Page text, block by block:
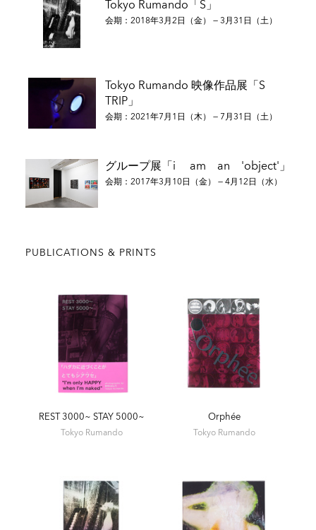
京）
2012 「Hotel Life」 PLACE M（東京）
主なグループ展
2021 「Tokyo：Art & Photography」アシュモレアン美術館
（オックスフォード、イギリス）
ン、ドイツ）
2019 「MIRRORS-The Reflected Self」リートベルク美術館
（チューリヒ、スイス）
2019 「Japanese Nudes」日本博物館シーボルトハウス（ラ
リ、フランス）
2018 「清里フォトアートミュージアム収蔵作品展原点を､永
遠に｡－2018－」東京都写真美術館、国立台湾美術館（台中、
2017 「Female Force From Japan」 IBASHO Gallery （アント
ワープ、ベルギー）
2017 「i am an object」 禅フォトギャラリー（東京）
2016 「 YP’15 ヤングポートフォリオ展」清里フォトミュージ
アム（日本）
2016 「色情・情色：日本攝影中的情與色」刺點畫廊（香港）
2014 「fotofever」（パリ）
2014 「TOKYO PHOTO」
Tokyo Rumando「S」
会期：2018年3月2日（金） — 3月31日（土）
Tokyo Rumando 映像作品展「S
TRIP」
会期：2021年7月1日（木） — 7月31日（土）
グループ展「i am an 'object'」
会期：2017年3月10日（金） — 4月12日（水）
PUBLICATIONS & PRINTS
REST 3000~ STAY 5000~
Tokyo Rumando
Orphée
Tokyo Rumando